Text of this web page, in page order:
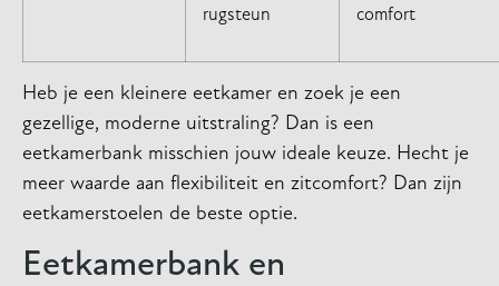
rugsteun
comfort
Heb je een kleinere eetkamer en zoek je een
gezellige, moderne uitstraling? Dan is een
eetkamerbank misschien jouw ideale keuze. Hecht je
meer waarde aan flexibiliteit en zitcomfort? Dan zijn
eetkamerstoelen de beste optie.
Eetkamerbank en